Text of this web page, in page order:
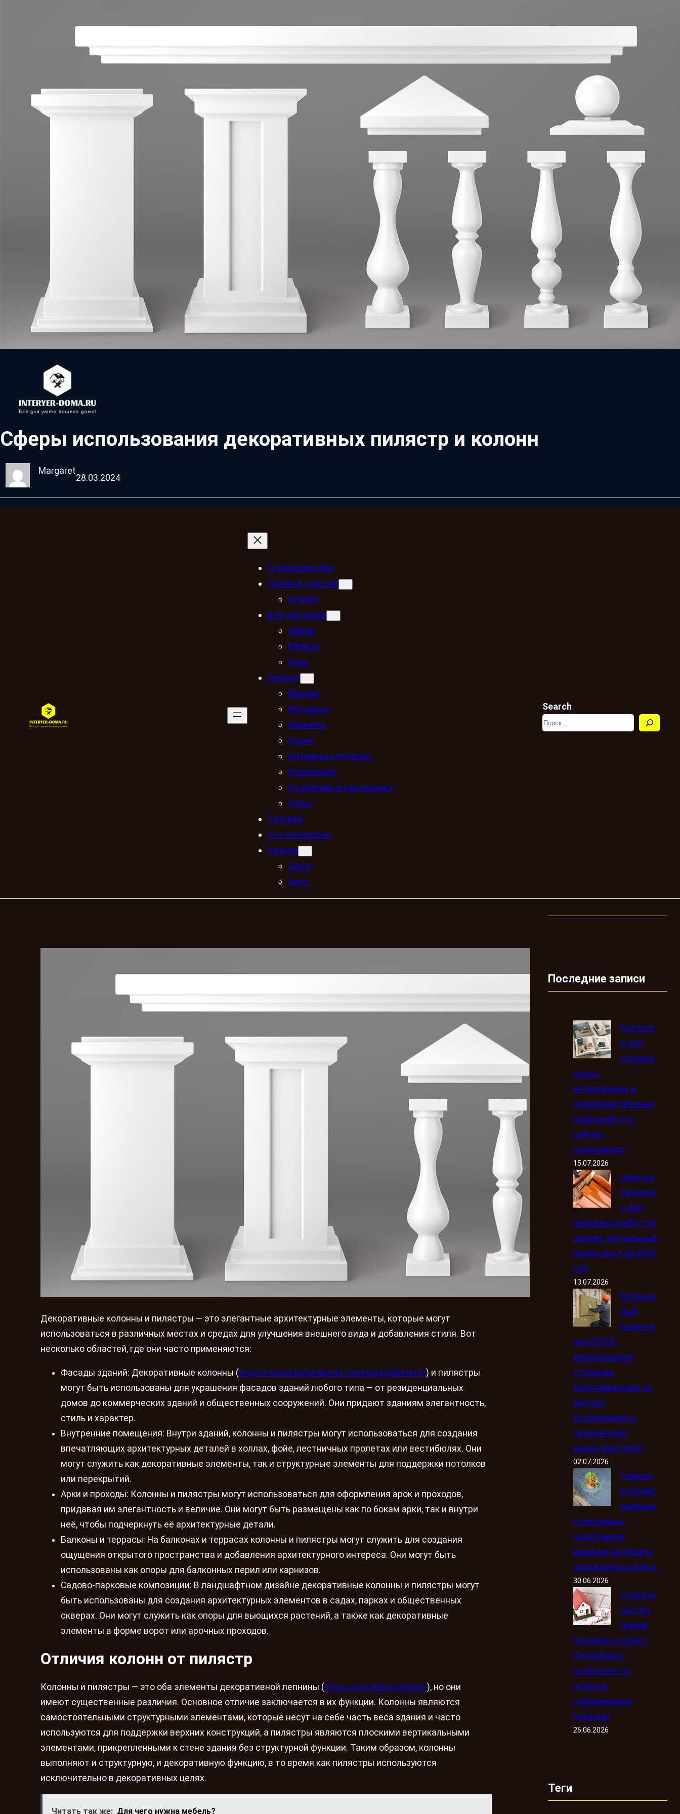
Сферы использования декоративных пилястр и колонн
Margaret
28.03.2024
Строительство
Дачный участок
Огород
Всё для дома
Двери
Мебель
Окна
Ремонт
Ванная
Интерьер
Комната
Кухня
Натяжные потолки
Освещение
Отопление и сантехника
Полы
Техника
Это интересно
Разное
Досуг
Авто
Search
Декоративные колонны и пилястры — это элегантные архитектурные элементы, которые могут
использоваться в различных местах и средах для улучшения внешнего вида и добавления стиля. Вот
несколько областей, где они часто применяются:
Фасады зданий: Декоративные колонны (https://cavoli.by/products-category/pilasters/) и пилястры
могут быть использованы для украшения фасадов зданий любого типа — от резиденциальных
домов до коммерческих зданий и общественных сооружений. Они придают зданиям элегантность,
стиль и характер.
Внутренние помещения: Внутри зданий, колонны и пилястры могут использоваться для создания
впечатляющих архитектурных деталей в холлах, фойе, лестничных пролетах или вестибюлях. Они
могут служить как декоративные элементы, так и структурные элементы для поддержки потолков
или перекрытий.
Арки и проходы: Колонны и пилястры могут использоваться для оформления арок и проходов,
придавая им элегантность и величие. Они могут быть размещены как по бокам арки, так и внутри
неё, чтобы подчеркнуть её архитектурные детали.
Балконы и террасы: На балконах и террасах колонны и пилястры могут служить для создания
ощущения открытого пространства и добавления архитектурного интереса. Они могут быть
использованы как опоры для балконных перил или карнизов.
Садово-парковые композиции: В ландшафтном дизайне декоративные колонны и пилястры могут
быть использованы для создания архитектурных элементов в садах, парках и общественных
скверах. Они могут служить как опоры для вьющихся растений, а также как декоративные
элементы в форме ворот или арочных проходов.
Отличия колонн от пилястр
Колонны и пилястры — это оба элементы декоративной лепнины (https://cavoli.by/catalog/), но они
имеют существенные различия. Основное отличие заключается в их функции. Колонны являются
самостоятельными структурными элементами, которые несут на себе часть веса здания и часто
используются для поддержки верхних конструкций, а пилястры являются плоскими вертикальными
элементами, прикрепленными к стене здания без структурной функции. Таким образом, колонны
выполняют и структурную, и декоративную функцию, в то время как пилястры используются
исключительно в декоративных целях.
Читать так же: Для чего нужна мебель?
Последние записи
Каталог
и для
строите
льных,
интерьерных и
производственных
компаний: что
сейчас
заказывают
15.07.2026
Цена на
Пинотек
с для
наружных работ по
дереву: актуальный
прайс-лист на 2026
год
13.07.2026
Вспенен
ный
полиэти
лен (ППЭ):
молекулярное
строение,
классификация по
методу
вспенивания и
технические
характеристики
02.07.2026
Темпер
атурная
инерция
стеклянных
салатников:
влияние на подачу
охлаждённых блюд
30.06.2026
Строите
льство
домов
под ключ в Санкт-
Петербурге:
особенности,
этапы и
современные
подходы
26.06.2026
Теги